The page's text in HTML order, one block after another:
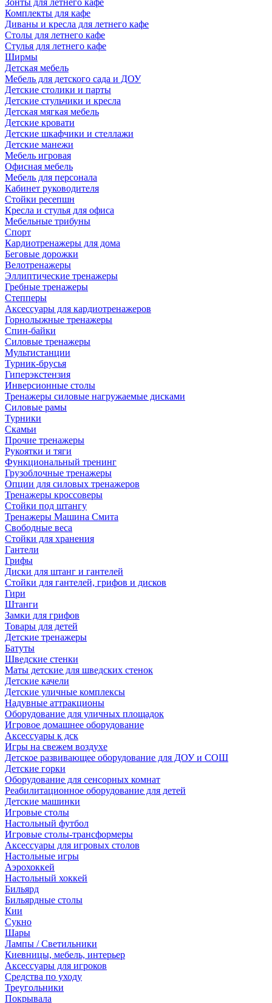
Зонты для летнего кафе
Комплекты для кафе
Диваны и кресла для летнего кафе
Столы для летнего кафе
Стулья для летнего кафе
Ширмы
Детская мебель
Мебель для детского сада и ДОУ
Детские столики и парты
Детские стульчики и кресла
Детская мягкая мебель
Детские кровати
Детские шкафчики и стеллажи
Детские манежи
Мебель игровая
Офисная мебель
Мебель для персонала
Кабинет руководителя
Стойки ресепшн
Кресла и стулья для офиса
Мебельные трибуны
Спорт
Кардиотренажеры для дома
Беговые дорожки
Велотренажеры
Эллиптические тренажеры
Гребные тренажеры
Степперы
Аксессуары для кардиотренажеров
Горнолыжные тренажеры
Спин-байки
Силовые тренажеры
Мультистанции
Турник-брусья
Гиперэкстензия
Инверсионные столы
Тренажеры силовые нагружаемые дисками
Силовые рамы
Турники
Скамьи
Прочие тренажеры
Рукоятки и тяги
Функциональный тренинг
Грузоблочные тренажеры
Опции для силовых тренажеров
Тренажеры кроссоверы
Стойки под штангу
Тренажеры Машина Смита
Свободные веса
Стойки для хранения
Гантели
Грифы
Диски для штанг и гантелей
Стойки для гантелей, грифов и дисков
Гири
Штанги
Замки для грифов
Товары для детей
Детские тренажеры
Батуты
Шведские стенки
Маты детские для шведских стенок
Детские качели
Детские уличные комплексы
Надувные аттракционы
Оборудование для уличных площадок
Игровое домашнее оборудование
Аксессуары к дск
Игры на свежем воздухе
Детское развивающее оборудование для ДОУ и СОШ
Детские горки
Оборудование для сенсорных комнат
Реабилитационное оборудование для детей
Детские машинки
Игровые столы
Настольный футбол
Игровые столы-трансформеры
Аксессуары для игровых столов
Настольные игры
Аэрохоккей
Настольный хоккей
Бильярд
Бильярдные столы
Кии
Сукно
Шары
Лампы / Светильники
Киевницы, мебель, интерьер
Аксессуары для игроков
Средства по уходу
Треугольники
Покрывала